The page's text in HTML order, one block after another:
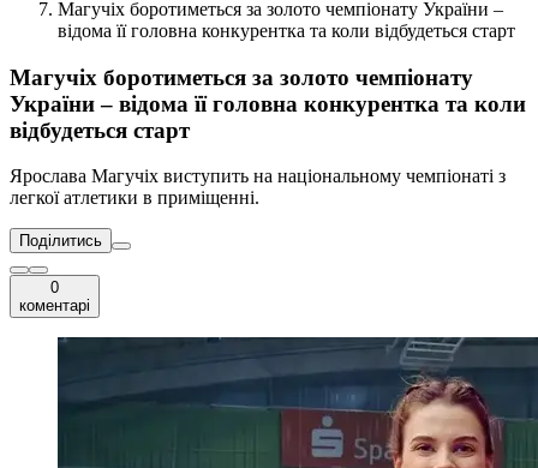
Магучіх боротиметься за золото чемпіонату України –
відома її головна конкурентка та коли відбудеться старт
Магучіх боротиметься за золото чемпіонату
України – відома її головна конкурентка та коли
відбудеться старт
Ярослава Магучіх виступить на національному чемпіонаті з
легкої атлетики в приміщенні.
Поділитись
0
коментарі